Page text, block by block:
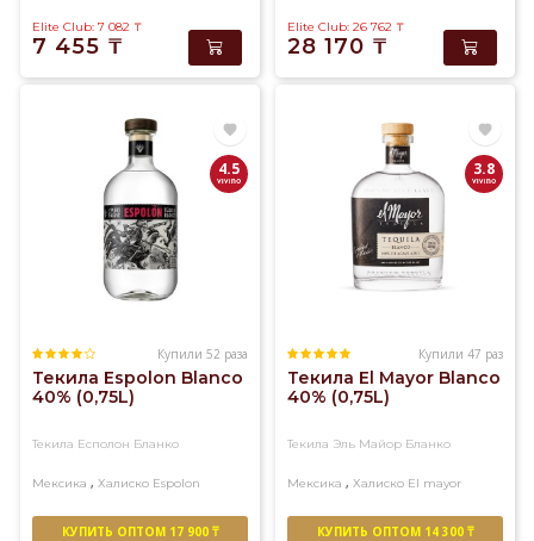
Elite Club: 7 082 ₸
7 455 ₸
Elite Club: 26 762 ₸
28 170 ₸
4.5
Купили 52 раза
Текила Espolon Blanco
40% (0,75L)
Текила Есполон Бланко
Мексика , Халиско Espolon
КУПИТЬ ОПТОМ 17 900 ₸
3.8
Купили 47 раз
Текила El Mayor Blanco
40% (0,75L)
Текила Эль Майор Бланко
Мексика , Халиско El mayor
КУПИТЬ ОПТОМ 14 300 ₸